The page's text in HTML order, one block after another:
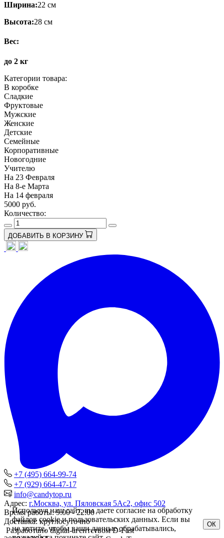
Ширина:22 см
Высота:28 см
Вес:
до 2 кг
Категории товара:
В коробке
Сладкие
Фруктовые
Мужские
Женские
Детские
Семейные
Корпоративные
Новогодние
Учителю
На 23 Февраля
На 8-е Марта
На 14 февраля
5000 руб.
Количество:
ДОБАВИТЬ В КОРЗИНУ
+7 (495) 664-99-74
+7 (929) 664-47-17
info@candytop.ru
Адрес: г.Москва, ул. Пяловская 5Ас2, офис 502
Время работы: 9:00 - 22:00
Доставка: круглосуточно
Разработано digital-агентством D-Fast
Используя наш сайт, вы даете согласие на обработку
файлов cookie и пользовательских данных. Если вы
не хотите, чтобы ваши данные обрабатывались,
ОК